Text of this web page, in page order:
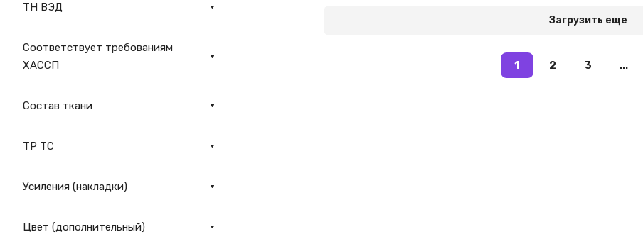
Загрузить еще
1 2 3 ...
ТН ВЭД
Соответствует требованиям
ХАССП
Состав ткани
ТР ТС
Усиления (накладки)
Цвет (дополнительный)